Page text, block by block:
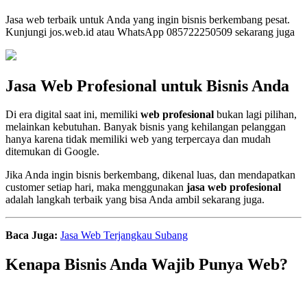
Jasa web terbaik untuk Anda yang ingin bisnis berkembang pesat.
Kunjungi jos.web.id atau WhatsApp 085722250509 sekarang juga
Jasa Web Profesional untuk Bisnis Anda
Di era digital saat ini, memiliki web profesional bukan lagi pilihan,
melainkan kebutuhan. Banyak bisnis yang kehilangan pelanggan
hanya karena tidak memiliki web yang terpercaya dan mudah
ditemukan di Google.
Jika Anda ingin bisnis berkembang, dikenal luas, dan mendapatkan
customer setiap hari, maka menggunakan jasa web profesional
adalah langkah terbaik yang bisa Anda ambil sekarang juga.
Baca Juga: Jasa Web Terjangkau Subang
Kenapa Bisnis Anda Wajib Punya Web?